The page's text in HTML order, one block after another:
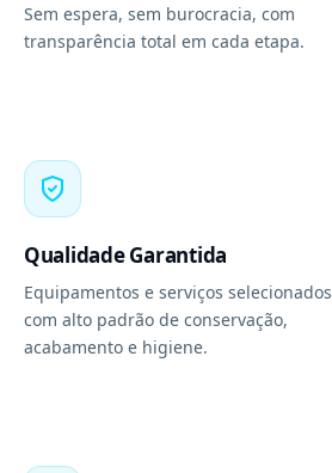
Sem espera, sem burocracia, com
transparência total em cada etapa.
Qualidade Garantida
Equipamentos e serviços selecionados
com alto padrão de conservação,
acabamento e higiene.